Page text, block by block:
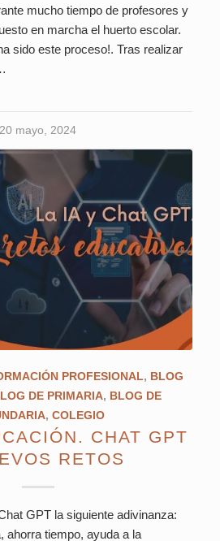
mucho tiempo de profesores y
en marcha el huerto escolar.
sido este proceso!. Tras realizar
20 mayo, 2024
PROFESIONAL, BLOG
DE PRIMARIA, BLOG DE
,COLEGIO
CHAT GPT
RETOS
GPT la siguiente adivinanza:
ahorra tiempo, ayuda a la